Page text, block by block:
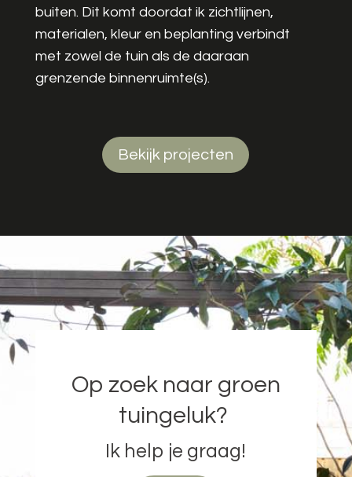
buiten. Dit komt doordat ik zichtlijnen,
materialen, kleur en beplanting verbindt
met zowel de tuin als de daaraan
grenzende binnenruimte(s).
Bekijk projecten
Op zoek naar groen
tuingeluk?
Ik help je graag!